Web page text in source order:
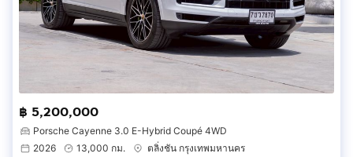
฿ 5,200,000
Porsche Cayenne 3.0 E-Hybrid Coupé 4WD
2026
13,000 กม.
ตลิ่งชัน กรุงเทพมหานคร